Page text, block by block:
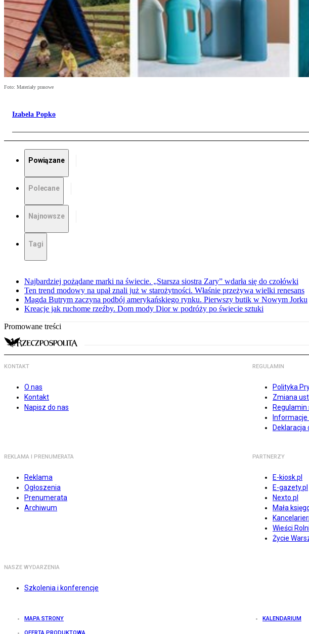
Foto: Materiały prasowe
Izabela Popko
Powiązane
Polecane
Najnowsze
Tagi
Najbardziej pożądane marki na świecie. „Starsza siostra Zary” wdarła się do czołówki
Ten trend modowy na upał znali już w starożytności. Właśnie przeżywa wielki renesans
Magda Butrym zaczyna podbój amerykańskiego rynku. Pierwszy butik w Nowym Jorku
Kreacje jak ruchome rzeźby. Dom mody Dior w podróży po świecie sztuki
Promowane treści
KONTAKT
O nas
Kontakt
Napisz do nas
REGULAMIN
Polityka
Zmiana
Regulamin
Deklaracja
REKLAMA I PRENUMERATA
Reklama
Ogłoszenia
Prenumerata
Archiwum
PARTNERZY
E-kiosk.pl
E-gazety.pl
Nexto.pl
Mała
Wieści
Życie
NASZE WYDARZENIA
Szkolenia i konferencje
MAPA STRONY KALENDARIUM